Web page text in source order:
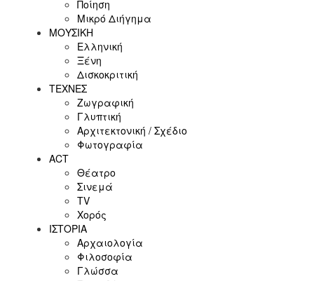
Ποίηση
Μικρό Διήγημα
ΜΟΥΣΙΚΗ
Ελληνική
Ξένη
Δισκοκριτική
ΤΕΧΝΕΣ
Ζωγραφική
Γλυπτική
Αρχιτεκτονική / Σχέδιο
Φωτογραφία
ACT
Θέατρο
Σινεμά
ΤV
Χορός
ΙΣΤΟΡΙΑ
Αρχαιολογία
Φιλοσοφία
Γλώσσα